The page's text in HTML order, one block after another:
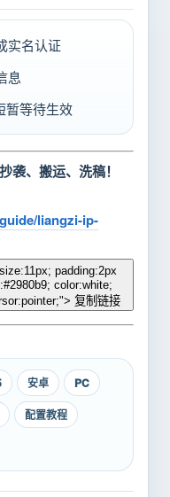
实名认证
息
暂等待生效
袭、搬运、洗稿！
liangzi-ip-
padding:2px
color:white;
复制链接
安卓
PC
配置教程